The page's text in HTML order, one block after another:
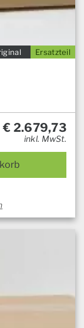
Ersatzteil
€ 2.679,73
inkl. MwSt.